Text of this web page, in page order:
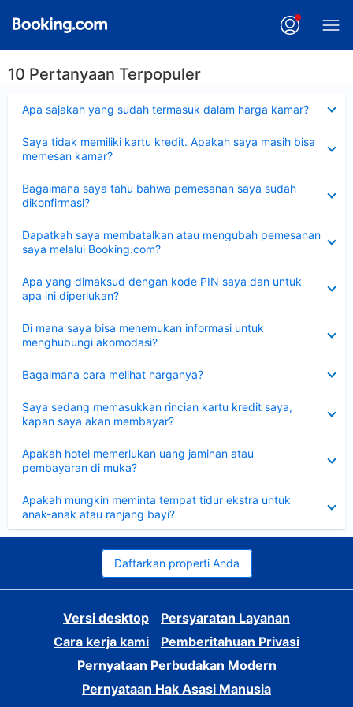
10 Pertanyaan Terpopuler
Apa sajakah yang sudah termasuk dalam harga kamar?
Saya tidak memiliki kartu kredit. Apakah saya masih bisa
memesan kamar?
Bagaimana saya tahu bahwa pemesanan saya sudah
dikonfirmasi?
Dapatkah saya membatalkan atau mengubah pemesanan
saya melalui Booking.com?
Apa yang dimaksud dengan kode PIN saya dan untuk
apa ini diperlukan?
Di mana saya bisa menemukan informasi untuk
menghubungi akomodasi?
Bagaimana cara melihat harganya?
Saya sedang memasukkan rincian kartu kredit saya,
kapan saya akan membayar?
Apakah hotel memerlukan uang jaminan atau
pembayaran di muka?
Apakah mungkin meminta tempat tidur ekstra untuk
anak-anak atau ranjang bayi?
Daftarkan properti Anda
Versi desktop
Persyaratan Layanan
Cara kerja kami
Pemberitahuan Privasi
Pernyataan Perbudakan Modern
Pernyataan Hak Asasi Manusia